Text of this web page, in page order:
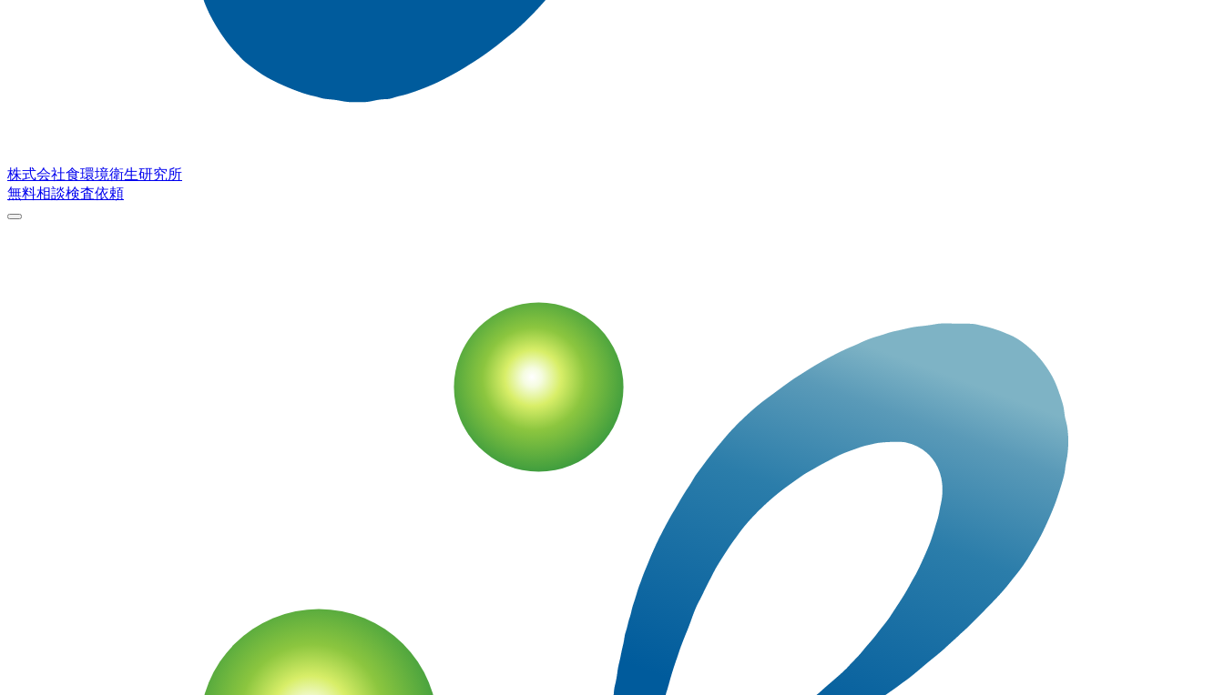
株式会社食環境衛生研究所
無料相談検査依頼